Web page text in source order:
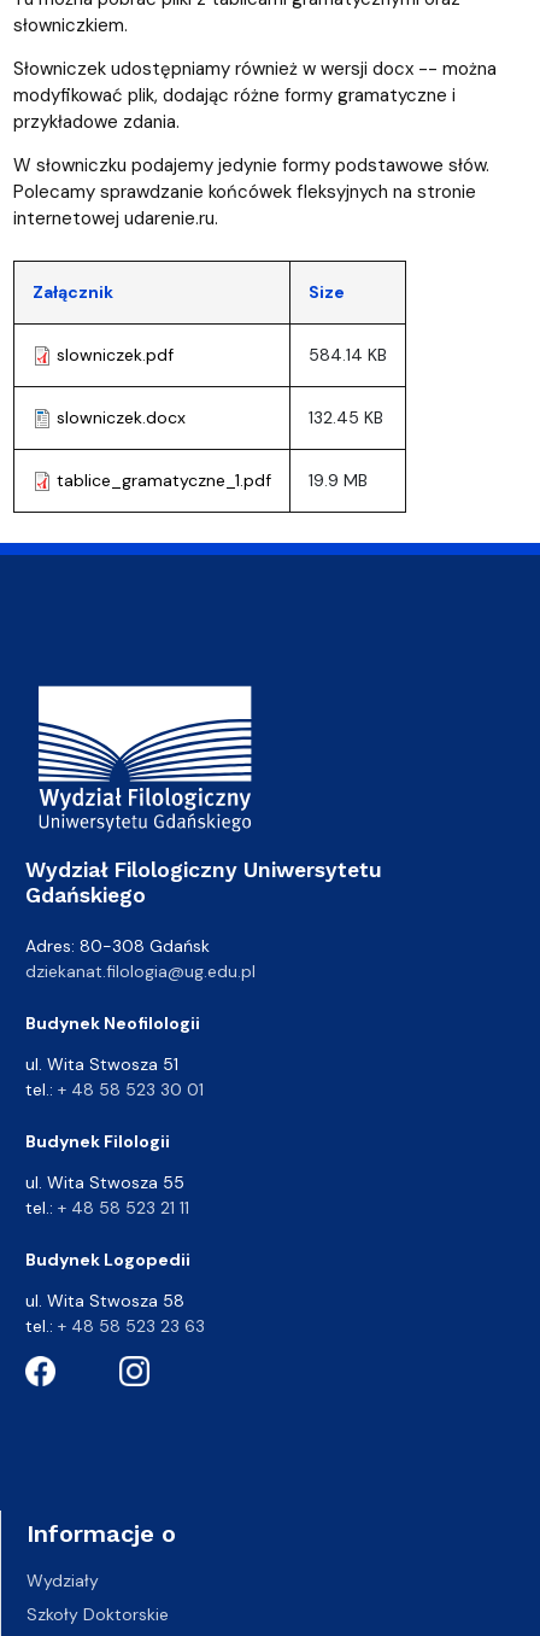
słowniczkiem.
Słowniczek udostępniamy również w wersji docx -- można
modyfikować plik, dodając różne formy gramatyczne i
przykładowe zdania.
W słowniczku podajemy jedynie formy podstawowe słów.
Polecamy sprawdzanie końcówek fleksyjnych na stronie
internetowej udarenie.ru.
Załącznik Size
slowniczek.pdf 584.14 KB
slowniczek.docx 132.45 KB
tablice_gramatyczne_1.pdf 19.9 MB
Adres Wydziału
Wydział Filologiczny Uniwersytetu
Gdańskiego
Adres: 80-308 Gdańsk
dziekanat.filologia@ug.edu.pl
Budynek Neofilologii
ul. Wita Stwosza 51
tel.: + 48 58 523 30 01
Budynek Filologii
ul. Wita Stwosza 55
tel.: + 48 58 523 21 11
Budynek Logopedii
ul. Wita Stwosza 58
tel.: + 48 58 523 23 63
Informacje o
Wydziały
Szkoły Doktorskie